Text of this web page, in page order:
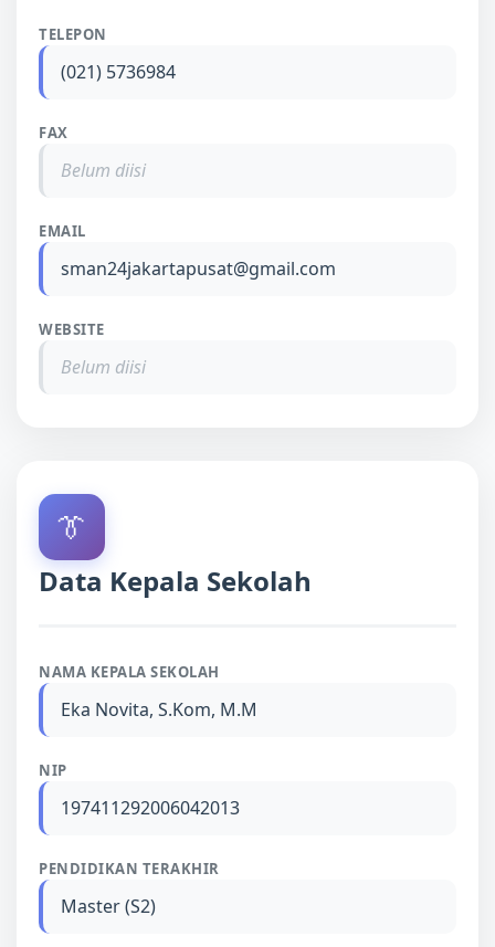
TELEPON
(021) 5736984
FAX
Belum diisi
EMAIL
sman24jakartapusat@gmail.com
WEBSITE
Belum diisi
👔
Data Kepala Sekolah
NAMA KEPALA SEKOLAH
Eka Novita, S.Kom, M.M
NIP
197411292006042013
PENDIDIKAN TERAKHIR
Master (S2)